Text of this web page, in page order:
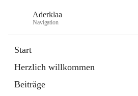
Aderklaa
Navigation
Start
Herzlich willkommen
Beiträge
6 Schnellzugriffe